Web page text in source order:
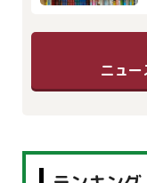
ニュ